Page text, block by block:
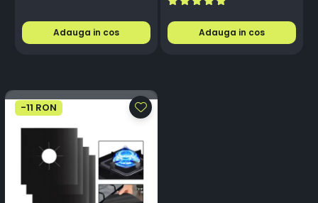
Adauga in cos Adauga in cos
-11 RON